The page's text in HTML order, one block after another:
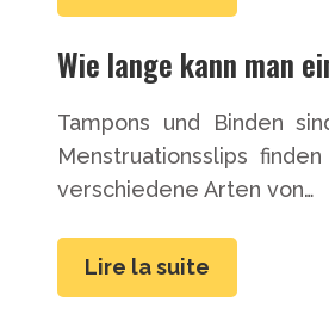
Wie lange kann man
Tampons und Binden
Menstruationsslips
verschiedene Arten von…
Lire la suite